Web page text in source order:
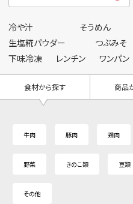
冷や汁 そうめん
生塩糀パウダー
つぶみそ
下味冷凍
レンチン ワンパン
食材から探す 商品
牛肉 豚肉 鶏肉
野菜 きのこ類 豆類
その他